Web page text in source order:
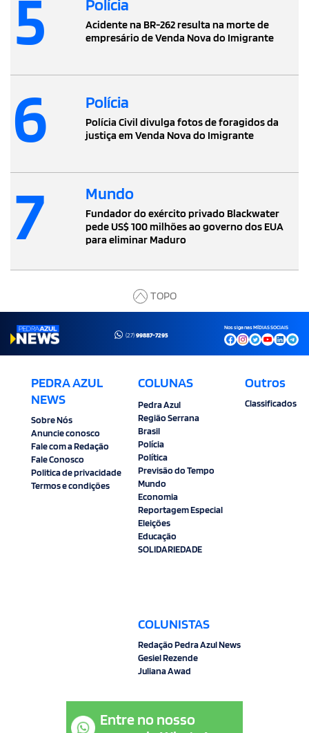
5 Polícia
Acidente na BR-262 resulta na morte de
empresário de Venda Nova do Imigrante
6 Polícia
Polícia Civil divulga fotos de foragidos da
justiça em Venda Nova do Imigrante
7 Mundo
Fundador do exército privado Blackwater
pede US$ 100 milhões ao governo dos EUA
para eliminar Maduro
TOPO
(27)99887-7295
Nos siga nas MÍDIAS SOCIAIS
PEDRA AZUL
NEWS
Sobre Nós
Anuncie conosco
Fale com a Redação
Fale Conosco
Politica de privacidade
Termos e condições
COLUNAS
Pedra Azul
Região Serrana
Brasil
Polícia
Política
Previsão do Tempo
Mundo
Economia
Reportagem Especial
Eleições
Educação
SOLIDARIEDADE
COLUNISTAS
Redação Pedra Azul News
Gesiel Rezende
Juliana Awad
Outros
Classificados
Entre no nosso